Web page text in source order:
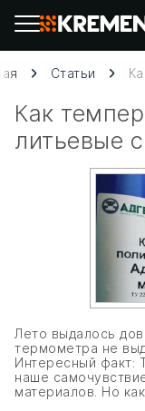
Статьи
Как
литьевые
Лето выдалось
термометра не
Интересный факт:
наше
материалов. Но